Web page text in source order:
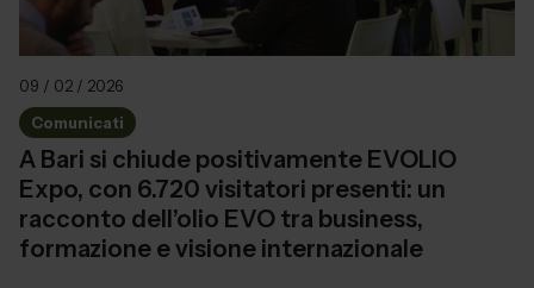
09 / 02 / 2026
Comunicati
A Bari si chiude positivamente EVOLIO
Expo, con 6.720 visitatori presenti: un
racconto dell’olio EVO tra business,
formazione e visione internazionale